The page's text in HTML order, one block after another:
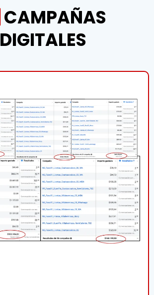
CAMPAÑAS
DIGITALES